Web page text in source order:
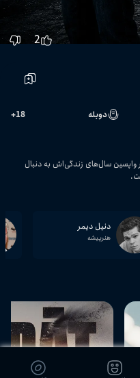
2
دوبله 18
+
واپسین سال‌های زندگی‌اش به دنبال
دنیل دیمر
هنرپیشه